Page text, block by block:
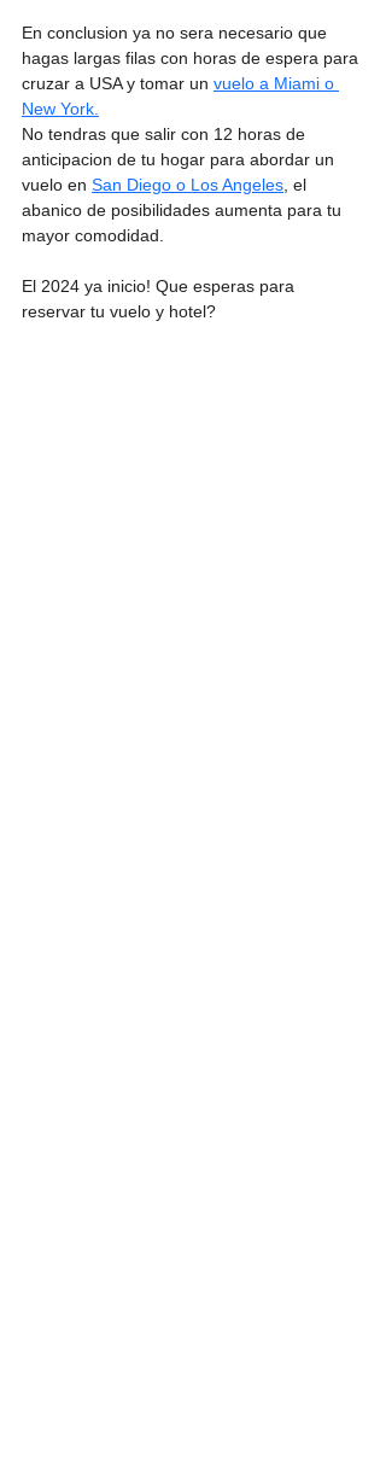
En conclusion ya no sera necesario que
hagas largas filas con horas de espera para
cruzar a USA y tomar un vuelo a Miami o
New York.
No tendras que salir con 12 horas de
anticipacion de tu hogar para abordar un
vuelo en San Diego o Los Angeles , el
abanico de posibilidades aumenta para tu
mayor comodidad.
El 2024 ya inicio! Que esperas para
reservar tu vuelo y hotel?